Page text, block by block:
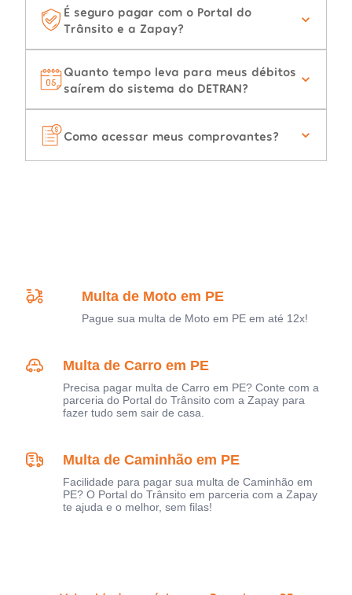
É seguro pagar com o Portal do
Trânsito e a Zapay?
Quanto tempo leva para meus débitos
saírem do sistema do DETRAN?
Como acessar meus comprovantes?
Multa de Moto em PE
Pague sua multa de Moto em PE em até 12x!
Multa de Carro em PE
Precisa pagar multa de Carro em PE? Conte com a
parceria do Portal do Trânsito com a Zapay para
fazer tudo sem sair de casa.
Multa de Caminhão em PE
Facilidade para pagar sua multa de Caminhão em
PE? O Portal do Trânsito em parceria com a Zapay
te ajuda e o melhor, sem filas!